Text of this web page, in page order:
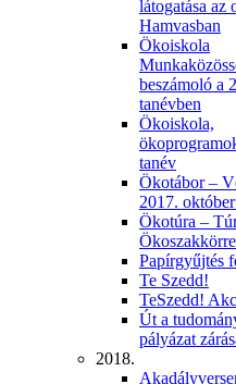
látogatása az
Hamvasban
Ökoiskola
beszámoló a
tanévben
Ökoiskola,
tanév
Ökotábor –
2017.
Ökotúra –
Papírgyűjtés
Te Szedd!
TeSzedd!
Út a
pályázat
2018.